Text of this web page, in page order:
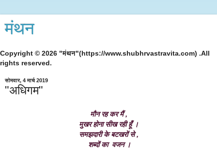
मंथन
Copyright © 2026 "मंथन"(https://www.shubhrvastravita.com) .All
rights reserved.
सोमवार, 4 मार्च 2019
"अधिगम"
मौन रह कर मैं ,
मुखर होना सीख रही हूँ ।
समझदारी के बटखरों से ,
शब्दों का  वजन ।